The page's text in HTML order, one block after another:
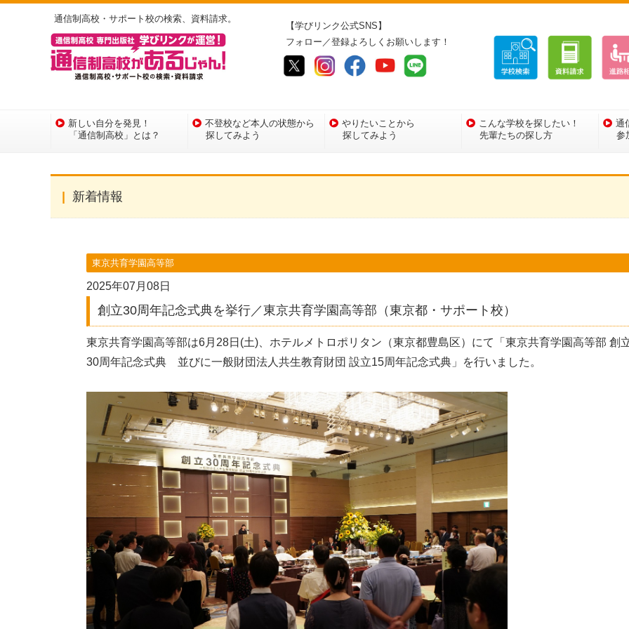
通信制高校・サポート校の検索、資料請求。
【学びリンク公式SNS】
フォロー／登録よろしくお願いします！
新しい自分を発見！
「通信制高校」とは？
不登校など本人の状態から
探してみよう
やりたいことから
探してみよう
こんな学校を探したい！
先輩たちの探し方
通
参
新着情報
東京共育学園高等部
2025年07月08日
創立30周年記念式典を挙行／東京共育学園高等部（東京都・サポート校）
東京共育学園高等部は6月28日(土)、ホテルメトロポリタン（東京都豊島区）にて「東京共育学園高等部 創
30周年記念式典 並びに一般財団法人共生教育財団 設立15周年記念式典」を行いました。